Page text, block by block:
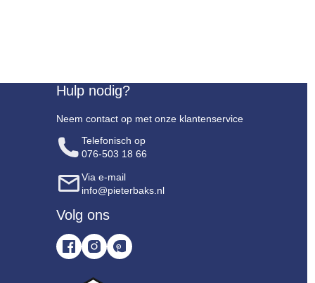
Hulp nodig?
Neem contact op met onze klantenservice
Telefonisch op
076-503 18 66
Via e-mail
info@pieterbaks.nl
Volg ons